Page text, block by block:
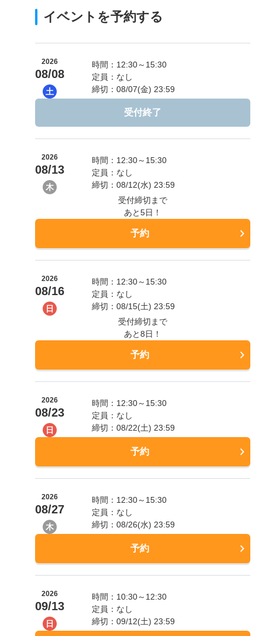
イベントを予約する
2026
08/08
土
時間：12:30～15:30
定員：なし
締切：08/07(金) 23:59
受付終了
2026
08/13
木
時間：12:30～15:30
定員：なし
締切：08/12(水) 23:59
受付締切まで
あと5日！
予約
2026
08/16
日
時間：12:30～15:30
定員：なし
締切：08/15(土) 23:59
受付締切まで
あと8日！
予約
2026
08/23
日
時間：12:30～15:30
定員：なし
締切：08/22(土) 23:59
予約
2026
08/27
木
時間：12:30～15:30
定員：なし
締切：08/26(水) 23:59
予約
2026
09/13
日
時間：10:30～12:30
定員：なし
締切：09/12(土) 23:59